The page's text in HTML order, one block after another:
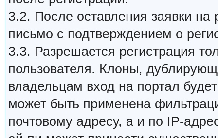
3.2. После оставления заявки на
письмо с подтверждением о
3.3. Разрешается регистрация
пользователя. Клоны,
владельцам вход на портал
может быть применена
почтовому адресу, а и по IP-